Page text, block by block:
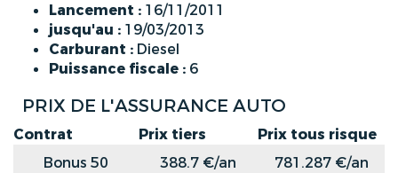
Lancement : 16/11/2011
jusqu'au : 19/03/2013
Carburant : Diesel
Puissance fiscale : 6
PRIX DE L'ASSURANCE AUTO
Contrat Prix tiers
Prix tous risque
Bonus 50
388.7 €/an
781.287 €/an